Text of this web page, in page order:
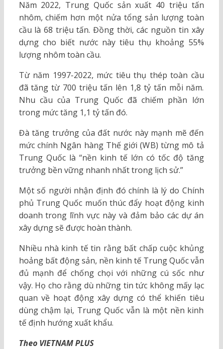
Năm 2022, Trung Quốc sản xuất 40 triệu tấn
nhôm, chiếm hơn một nửa tổng sản lượng toàn
cầu là 68 triệu tấn. Đồng thời, các nguồn tin xây
dựng cho biết nước này tiêu thụ khoảng 55%
lượng nhôm toàn cầu.
Từ năm 1997-2022, mức tiêu thụ thép toàn cầu
đã tăng từ 700 triệu tấn lên 1,8 tỷ tấn mỗi năm.
Nhu cầu của Trung Quốc đã chiếm phần lớn
trong mức tăng 1,1 tỷ tấn đó.
Đà tăng trưởng của đất nước này mạnh mẽ đến
mức chính Ngân hàng Thế giới (WB) từng mô tả
Trung Quốc là “nền kinh tế lớn có tốc độ tăng
trưởng bền vững nhanh nhất trong lịch sử.”
Một số người nhận định đó chính là lý do Chính
phủ Trung Quốc muốn thúc đẩy hoạt động kinh
doanh trong lĩnh vực này và đảm bảo các dự án
xây dựng sẽ được hoàn thành.
Nhiều nhà kinh tế tin rằng bất chấp cuộc khủng
hoảng bất động sản, nền kinh tế Trung Quốc vẫn
đủ mạnh để chống chọi với những cú sốc như
vậy. Họ cho rằng dù những tin tức không mấy lạc
quan về hoạt động xây dựng có thể khiến tiêu
dùng chậm lại, Trung Quốc vẫn là một nền kinh
tế định hướng xuất khẩu.
Theo VIETNAM PLUS